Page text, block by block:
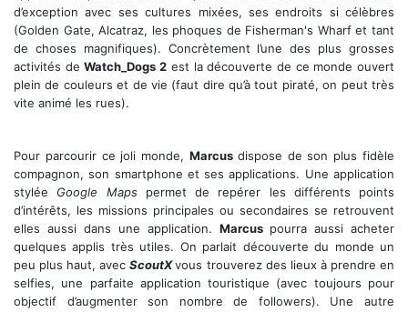
d’exception avec ses cultures mixées, ses endroits si célèbres
(Golden Gate, Alcatraz, les phoques de Fisherman's Wharf et tant
de choses magnifiques). Concrètement l’une des plus grosses
activités deWatch_Dogs 2 est la découverte de ce monde ouvert
plein de couleurs et de vie (faut dire qu’à tout piraté, on peut très
vite animé les rues).
Pour parcourir ce joli monde, Marcus dispose de son plus fidèle
compagnon, son smartphone et ses applications. Une application
stylée Google Mapspermet de repérer les différents points
d’intérêts, les missions principales ou secondaires se retrouvent
elles aussi dans une application. Marcus pourra aussi acheter
quelques applis très utiles. On parlait découverte du monde un
peu plus haut, avecScoutXvous trouverez des lieux à prendre en
selfies, une parfaite application touristique (avec toujours pour
objectif d’augmenter son nombre de followers). Une autre